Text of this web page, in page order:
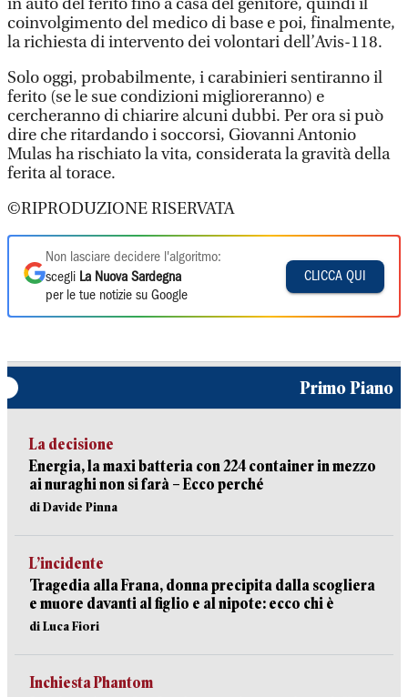
in auto del ferito fino a casa del genitore, quindi il
coinvolgimento del medico di base e poi, finalmente,
la richiesta di intervento dei volontari dell’Avis-118.
Solo oggi, probabilmente, i carabinieri sentiranno il
ferito (se le sue condizioni miglioreranno) e
cercheranno di chiarire alcuni dubbi. Per ora si può
dire che ritardando i soccorsi, Giovanni Antonio
Mulas ha rischiato la vita, considerata la gravità della
ferita al torace.
©RIPRODUZIONE RISERVATA
Non lasciare decidere l'algoritmo:
scegli La Nuova Sardegna
per le tue notizie su Google
CLICCA QUI
Primo Piano
La decisione
Energia, la maxi batteria con 224 container in mezzo
ai nuraghi non si farà – Ecco perché
di Davide Pinna
L’incidente
Tragedia alla Frana, donna precipita dalla scogliera
e muore davanti al figlio e al nipote: ecco chi è
di Luca Fiori
Inchiesta Phantom